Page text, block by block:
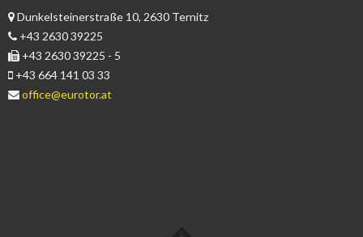
Dunkelsteinerstraße 10, 2630 Ternitz
+43 2630 39225
+43 2630 39225 - 5
+43 664 141 03 33
office@eurotor.at